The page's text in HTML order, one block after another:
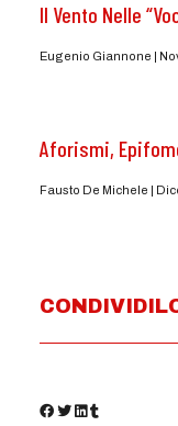
Il Vento Nelle
Eugenio Giannone
Aforismi,
Fausto De Michele